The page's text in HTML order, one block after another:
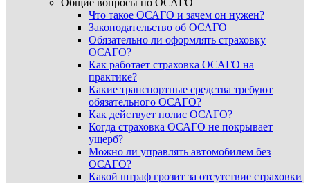
Что такое ОСАГО и зачем он нужен?
Законодательство об ОСАГО
Обязательно ли оформлять страховку
ОСАГО?
Как работает страховка ОСАГО на
практике?
Какие транспортные средства требуют
обязательного ОСАГО?
Как действует полис ОСАГО?
Когда страховка ОСАГО не покрывает
ущерб?
Можно ли управлять автомобилем без
ОСАГО?
Какой штраф грозит за отсутствие страховки